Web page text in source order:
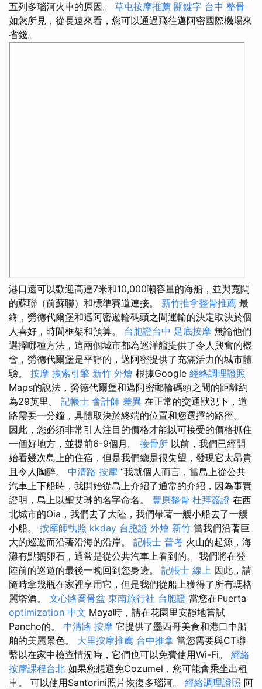
五列多瑙河火車的原因。 草屯按摩推薦 關鍵字 台中 整骨
如您所見，從長遠來看，您可以通過飛往邁阿密國際機場來
省錢。
港口還可以歡迎高達7米和10,000噸容量的海船，並與寬闊
的蘇聯（前蘇聯）和標準賽道連接。 新竹推拿整骨推薦 最
終，勞德代爾堡和邁阿密遊輪碼頭之間運輸的決定取決於個
人喜好，時間框架和預算。 台胞證台中 足底按摩 無論他們
選擇哪種方法，這兩個城市都為巡洋艦提供了令人興奮的機
會，勞德代爾堡是平靜的，邁阿密提供了充滿活力的城市體
驗。 按摩 搜索引擎 新竹 外燴 根據Google 經絡調理證照
Maps的說法，勞德代爾堡和邁阿密郵輪碼頭之間的距離約
為29英里。 記帳士 會計師 差異 在正常的交通狀況下，道
路需要一分鐘，具體取決於終端的位置和您選擇的路徑。
因此，您必須非常引人注目的價格才能以可接受的價格抓住
一個好地方，並提前6-9個月。 接骨所 以前，我們已經開
始看幾次島上的住宿，但是我們總是很失望，發現它太昂貴
且令人陶醉。 中清路 按摩 “我就個人而言，當島上從公共
汽車上下船時，我開始從島上介紹了通常的介紹，因為事實
證明，島上以聖艾琳的名字命名。 豐原整骨 杜拜簽證 在西
北城市的Oia，我們去了大陸，我們帶著一艘小船去了一艘
小船。 按摩師執照 kkday 台胞證 外燴 新竹 當我們沿著巨
大的巡遊而沿著沿海的沿岸。 記帳士 普考 火山的起源，海
灘有點鵝卵石，通常是從公共汽車上看到的。 我們將在登
陸前的巡遊的最後一晚回到您身邊。 記帳士 線上 因此，請
隨時拿幾瓶在家裡享用它，但是我們從船上獲得了所有瑪格
麗塔酒。 文心路喬骨盆 東南旅行社 台胞證 當您在Puerta
optimization 中文 Maya時，請在花園里安靜地嘗試
Pancho的。 中清路 按摩 它提供了墨西哥美食和港口中船
舶的美麗景色。 大里按摩推薦 台中推拿 當您需要與CT聯
繫以在家中檢查情況時，它們也可以免費使用Wi-Fi。 經絡
按摩課程台北 如果您想避免Cozumel，您可能會乘坐出租
車。 可以使用Santorini照片恢復多瑙河。 經絡調理證照 阿